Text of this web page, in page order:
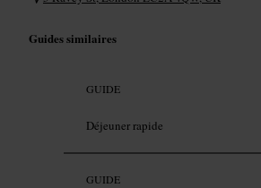
Guides similaires
GUIDE
Déjeuner rapide
GUIDE